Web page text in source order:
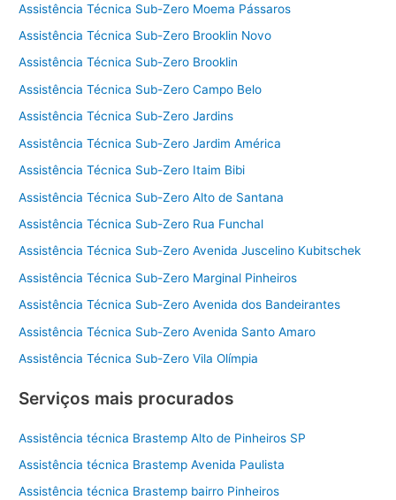
Assistência Técnica Sub-Zero Moema Pássaros
Assistência Técnica Sub-Zero Brooklin Novo
Assistência Técnica Sub-Zero Brooklin
Assistência Técnica Sub-Zero Campo Belo
Assistência Técnica Sub-Zero Jardins
Assistência Técnica Sub-Zero Jardim América
Assistência Técnica Sub-Zero Itaim Bibi
Assistência Técnica Sub-Zero Alto de Santana
Assistência Técnica Sub-Zero Rua Funchal
Assistência Técnica Sub-Zero Avenida Juscelino Kubitschek
Assistência Técnica Sub-Zero Marginal Pinheiros
Assistência Técnica Sub-Zero Avenida dos Bandeirantes
Assistência Técnica Sub-Zero Avenida Santo Amaro
Assistência Técnica Sub-Zero Vila Olímpia
Serviços mais procurados
Assistência técnica Brastemp Alto de Pinheiros SP
Assistência técnica Brastemp Avenida Paulista
Assistência técnica Brastemp bairro Pinheiros